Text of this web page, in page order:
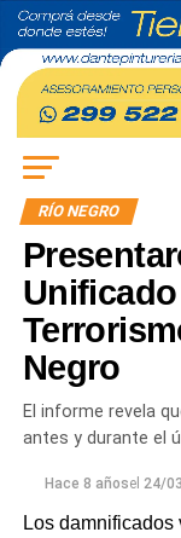
RÍO NEGRO
Negro
El informe revela
antes y durante el
Hace 8 añosel 24/
Los